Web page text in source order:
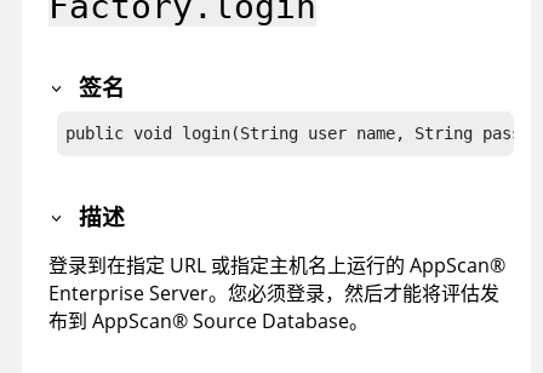
签名
public void login(String user name, String
描述
登录到在指定 URL 或指定主机名上运行的 AppScan®
Enterprise Server。您必须登录，然后才能将评估发
布到 AppScan®Source Database。